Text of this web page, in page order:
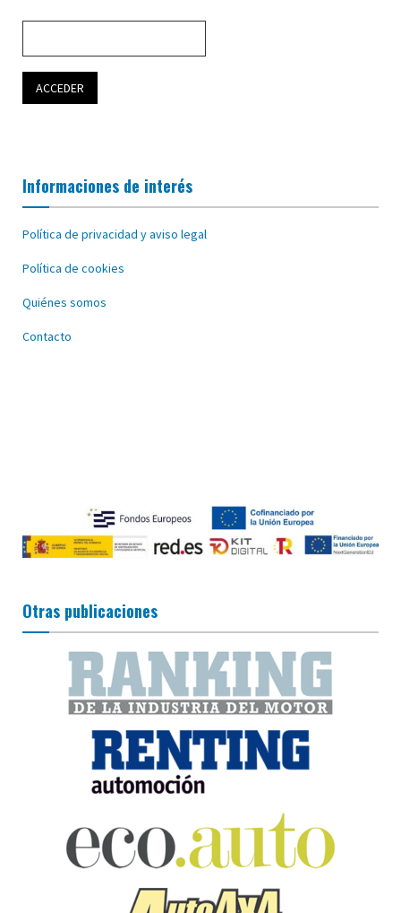
Informaciones de interés
Política de privacidad y aviso legal
Política de cookies
Quiénes somos
Contacto
Otras publicaciones